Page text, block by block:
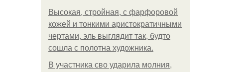
Высокая, стройная, с фарфоровой
кожей и тонкими аристократичными
чертами, эль выглядит так, будто
сошла с полотна художника.
В участника сво ударила молния,